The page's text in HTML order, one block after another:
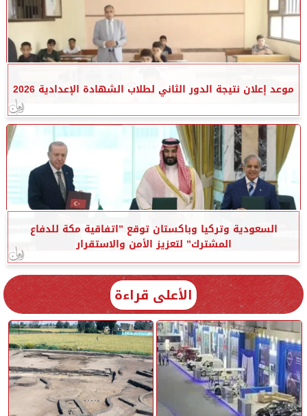
موعد إعلان نتيجة الدور الثاني لطلاب الشهادة الإعدادية 2026
السعودية وتركيا وباكستان توقع ”اتفاقية مكة للدفاع
المشترك” لتعزيز الأمن والاستقرار
الأعلى قراءة